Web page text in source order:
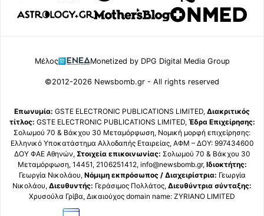
Μέλος Monetized by DPG Digital Media Group
©2012-2026 Newsbomb.gr - All rights reserved
Επωνυμία: GSTE ELECTRONIC PUBLICATIONS LIMITED, Διακριτικός
τίτλος: GSTE ELECTRONIC PUBLICATIONS LIMITED, Έδρα Επιχείρησης:
Σολωμού 70 & Βάκχου 30 Μεταμόρφωση, Νομική μορφή επιχείρησης:
Ελληνικό Υποκατάστημα Αλλοδαπής Εταιρείας, ΑΦΜ – ΔΟΥ: 997434600
ΔΟΥ ΦΑΕ Αθηνών, Στοιχεία επικοινωνίας: Σολωμού 70 & Βάκχου 30
Μεταμόρφωση, 14451, 2106251412, info@newsbomb.gr, Ιδιοκτήτης:
Γεωργία Νικολάου, Νόμιμη εκπρόσωπος / Διαχειρίστρια: Γεωργία
Νικολάου, Διευθυντής: Γεράσιμος Πολλάτος, Διευθύντρια σύνταξης:
Χρυσούλα Γρίβα, Δικαιούχος domain name: ZYRIANO LIMITED